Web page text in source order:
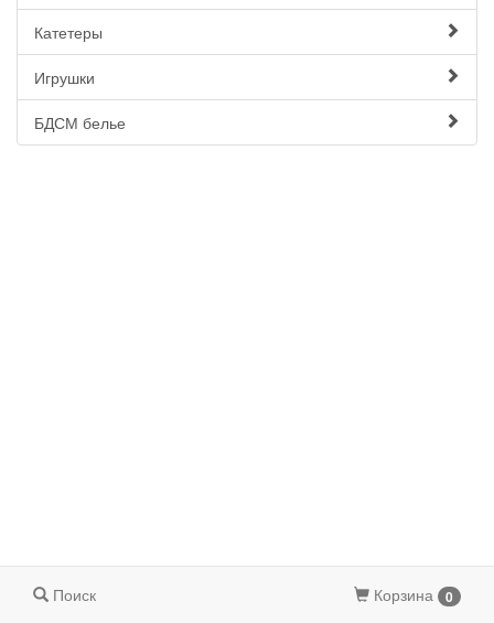
Катетеры
Игрушки
БДСМ белье
Поиск Корзина 0